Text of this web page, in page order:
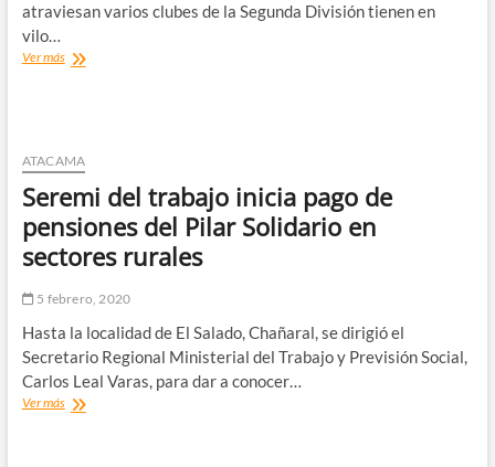
atraviesan varios clubes de la Segunda División tienen en
vilo…
Ver másClubes
no
jugar
el
torneo
en
el
ATACAMA
Seremi del trabajo inicia pago de
pensiones del Pilar Solidario en
sectores rurales
5 febrero, 2020
Hasta la localidad de El Salado, Chañaral, se dirigió el
Secretario Regional Ministerial del Trabajo y Previsión Social,
Carlos Leal Varas, para dar a conocer…
Ver másSeremi